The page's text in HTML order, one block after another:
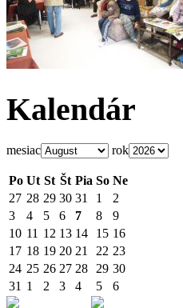
Kalendár
mesiac rok
Po Ut St Št Pia So Ne
27 28 29 30 31 1
2
3
4 5 6 7 8
9
10 11 12 13 14 15 16
17 18 19 20 21 22 23
24 25 26 27 28 29 30
31 1 2 3 4 5 6